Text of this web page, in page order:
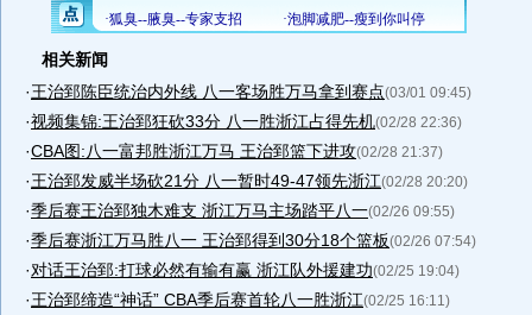
相关新闻
·王治郅陈臣统治内外线 八一客场胜万马拿到赛点(03/01 09:45)
·视频集锦:王治郅狂砍33分 八一胜浙江占得先机(02/28 22:36)
·CBA图:八一富邦胜浙江万马 王治郅篮下进攻(02/28 21:37)
·王治郅发威半场砍21分 八一暂时49-47领先浙江(02/28 20:20)
·季后赛王治郅独木难支 浙江万马主场踏平八一(02/26 09:55)
·季后赛浙江万马胜八一 王治郅得到30分18个篮板(02/26 07:54)
·对话王治郅:打球必然有输有赢 浙江队外援建功(02/25 19:04)
·王治郅缔造“神话” CBA季后赛首轮八一胜浙江(02/25 16:11)